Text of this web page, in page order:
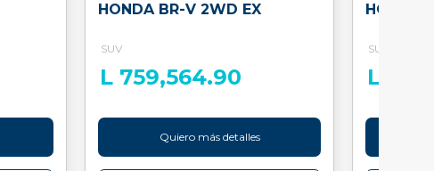
HONDA BR-V 2WD EX
SUV
L 759,564.90
Quiero más detalles
HONDA
SUV
L